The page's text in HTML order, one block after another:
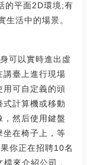
的平面2D環境;有
生活中的場景。
可以實時進出虛
講臺上進行現場
用可自定義的頭
計算機或移動
然后使用鍵盤
坐在椅子上，等
你正在招聘10名
來介紹公司，